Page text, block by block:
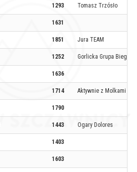
1293 Tomasz Trzósło
1631
1851 Jura TEAM
1252 Gorlicka Grupa Biegowa
1636
1714 Aktywnie z Molkami
1790
1443 Ogary Dolores
1403
1603